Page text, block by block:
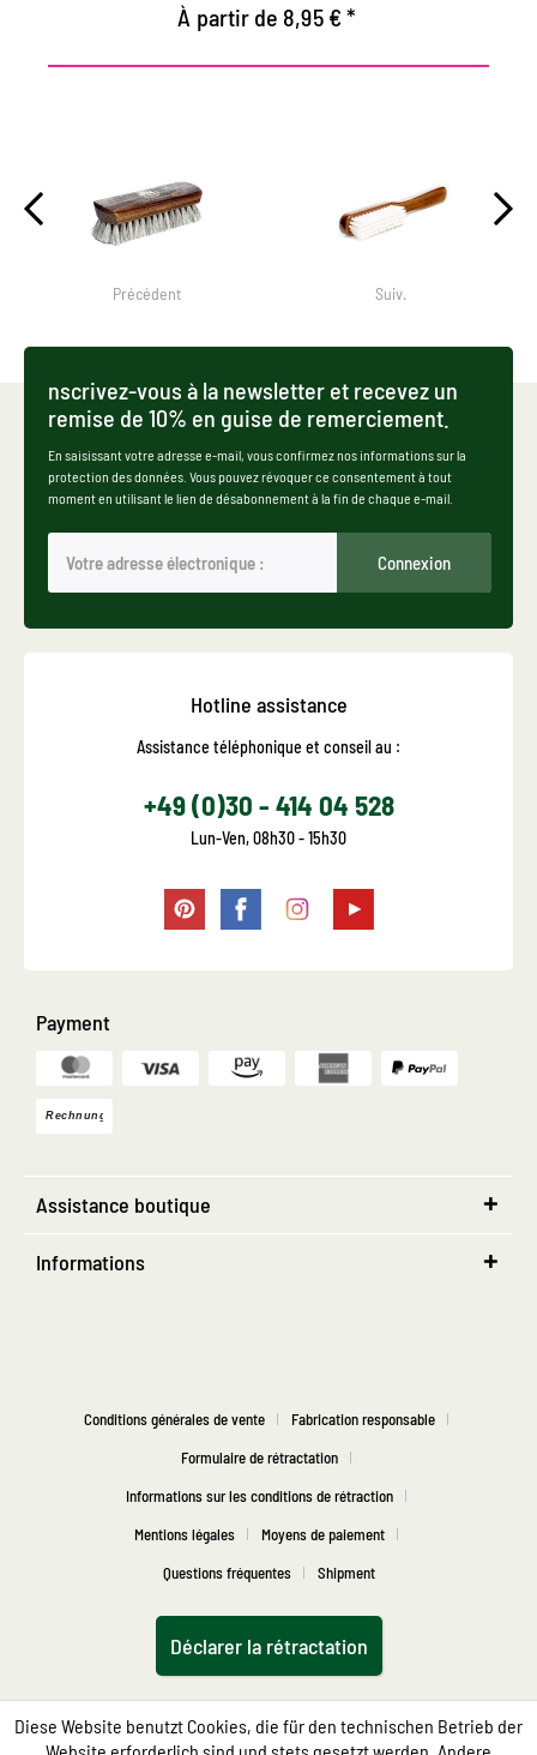
À partir de 8,95 € *
Précédent Suiv.
nscrivez-vous à la newsletter et recevez un
remise de 10% en guise de remerciement.
En saisissant votre adresse e-mail, vous confirmez nos informations sur la
protection des données. Vous pouvez révoquer ce consentement à tout
moment en utilisant le lien de désabonnement à la fin de chaque e-mail.
Connexion
Hotline assistance
Assistance téléphonique et conseil au :
+49 (0)30 - 414 04 528
Lun-Ven, 08h30 - 15h30
Payment
Assistance boutique
Informations
Conditions générales de vente
Fabrication responsable
Formulaire de rétractation
Informations sur les conditions de rétraction
Mentions légales
Moyens de paiement
Questions fréquentes
Shipment
Déclarer la rétractation
Diese Website benutzt Cookies, die für den technischen Betrieb der